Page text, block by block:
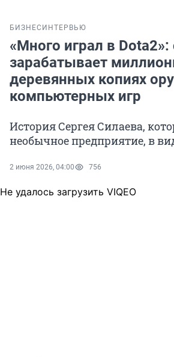
БИЗНЕС ИНТЕРВЬЮ
«Много играл в Dota2»:
зарабатывает
деревянных копиях
компьютерных игр
История Сергея Силаева,
необычное предприятие, в
2 июня 2026, 04:00 756
Не удалось загрузить VIQEO